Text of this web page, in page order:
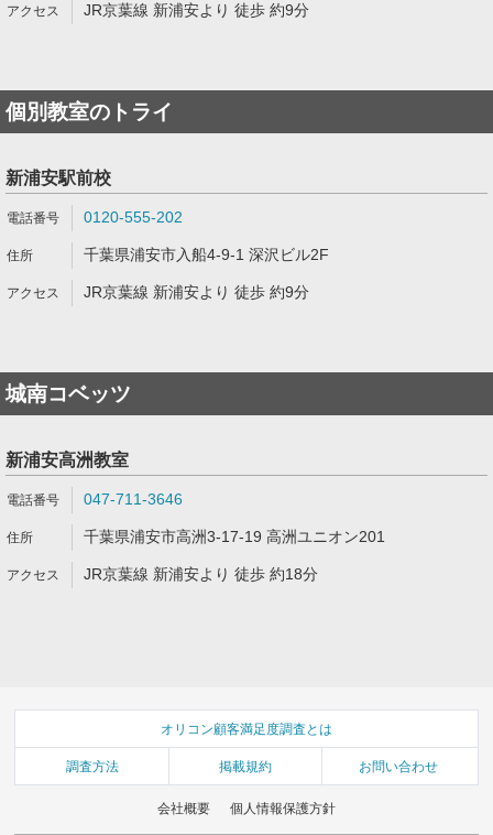
JR京葉線 新浦安より 徒歩 約9分
個別教室のトライ
新浦安駅前校
0120-555-202
千葉県浦安市入船4-9-1 深沢ビル2F
JR京葉線 新浦安より 徒歩 約9分
城南コベッツ
新浦安高洲教室
047-711-3646
千葉県浦安市高洲3-17-19 高洲ユニオン201
JR京葉線 新浦安より 徒歩 約18分
オリコン顧客満足度調査とは
調査方法 掲載規約 お問い合わせ
会社概要 個人情報保護方針